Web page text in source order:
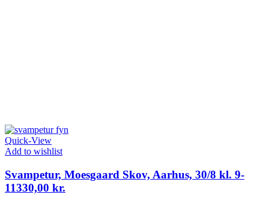
Quick-View
Add to wishlist
Svampetur, Moesgaard Skov, Aarhus, 30/8 kl. 9-
11330,00 kr.